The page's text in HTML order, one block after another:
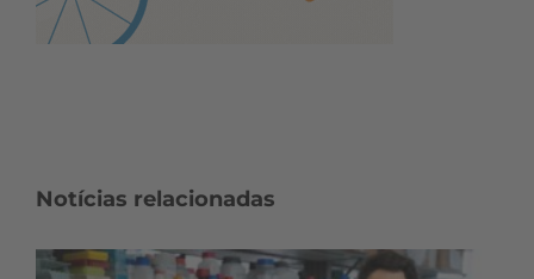
Notícias relacionadas